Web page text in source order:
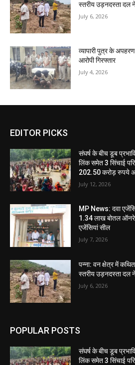
स्तरीय उड़नदस्ता दल ने
July 6, 2026
व्यापारी पुत्र के
आरोपी गिरफ्तार
July 4, 2026
EDITOR PICKS
संघर्ष के बीच डूब
लिंक समेत 3 सिंचाई
202.50 करोड़ रुपये
July 12, 2026
MP News: दवा
1.34 लाख बोतल
एजेंसियां सील
July 7, 2026
पन्ना: वन क्षेत्र में
स्तरीय उड़नदस्ता दल ने
July 6, 2026
POPULAR POSTS
संघर्ष के बीच डूब
लिंक समेत 3 सिंचाई